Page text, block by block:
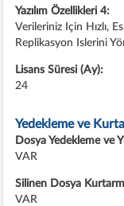
Yazılım Özellikleri 4:
Verileriniz Için Hızlı,
Replikasyon Islerini
Lisans Süresi (Ay):
24
Yedekleme ve
Dosya Yedekleme ve
VAR
Silinen Dosya
VAR